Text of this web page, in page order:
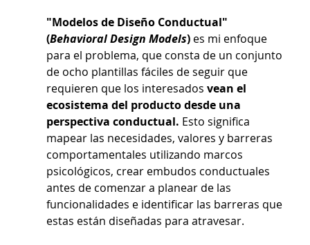
"Modelos de Diseño Conductual"
(Behavioral Design Models) es mi enfoque
para el problema, que consta de un conjunto
de ocho plantillas fáciles de seguir que
requieren que los interesados vean el
ecosistema del producto desde una
perspectiva conductual. Esto significa
mapear las necesidades, valores y barreras
comportamentales utilizando marcos
psicológicos, crear embudos conductuales
antes de comenzar a planear de las
funcionalidades e identificar las barreras que
estas están diseñadas para atravesar.